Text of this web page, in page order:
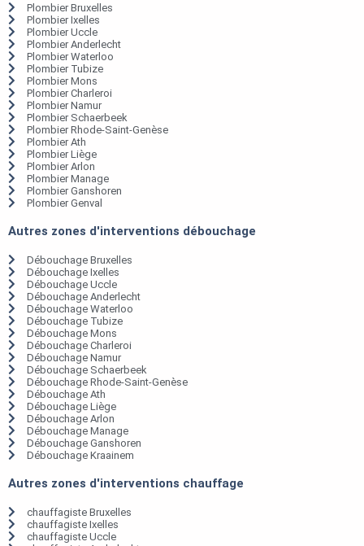
Plombier Bruxelles
Plombier Ixelles
Plombier Uccle
Plombier Anderlecht
Plombier Waterloo
Plombier Tubize
Plombier Mons
Plombier Charleroi
Plombier Namur
Plombier Schaerbeek
Plombier Rhode-Saint-Genèse
Plombier Ath
Plombier Liège
Plombier Arlon
Plombier Manage
Plombier Ganshoren
Plombier Genval
Autres zones d'interventions débouchage
Débouchage Bruxelles
Débouchage Ixelles
Débouchage Uccle
Débouchage Anderlecht
Débouchage Waterloo
Débouchage Tubize
Débouchage Mons
Débouchage Charleroi
Débouchage Namur
Débouchage Schaerbeek
Débouchage Rhode-Saint-Genèse
Débouchage Ath
Débouchage Liège
Débouchage Arlon
Débouchage Manage
Débouchage Ganshoren
Débouchage Kraainem
Autres zones d'interventions chauffage
chauffagiste Bruxelles
chauffagiste Ixelles
chauffagiste Uccle